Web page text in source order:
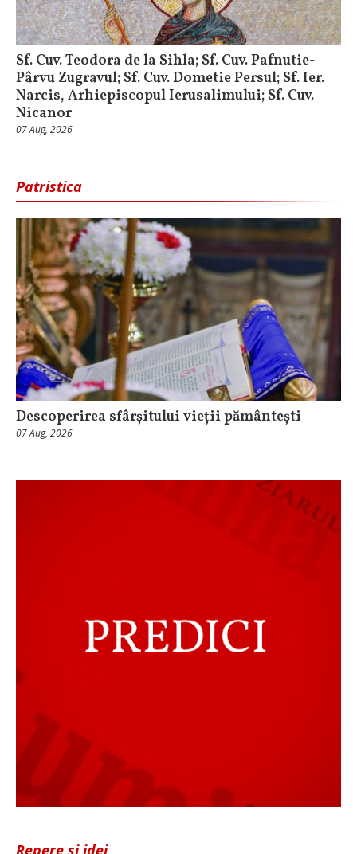
Sf. Cuv. Teodora de la Sihla; Sf. Cuv. Pafnutie-
Pârvu Zugravul; Sf. Cuv. Dometie Persul; Sf. Ier.
Narcis, Arhiepiscopul Ierusalimului; Sf. Cuv.
Nicanor
07 Aug, 2026
Patristica
Descoperirea sfârșitului vieții pământești
07 Aug, 2026
Repere și idei